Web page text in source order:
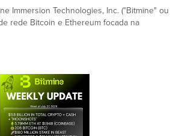
Immersion Technologies, Inc. ("Bitmine" ou
rede Bitcoin e Ethereum focada na